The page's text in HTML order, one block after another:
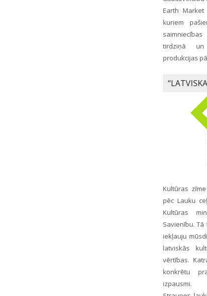
Earth
kuriem
tirdziņā un
produkcijas
Kultūras
pēc Lauku
Kultūras
Savienību.
iekļauju
latviskās
vērtības.
konkrētu
izpausmi.